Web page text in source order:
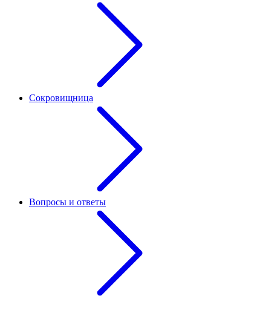
Сокровищница
Вопросы и ответы